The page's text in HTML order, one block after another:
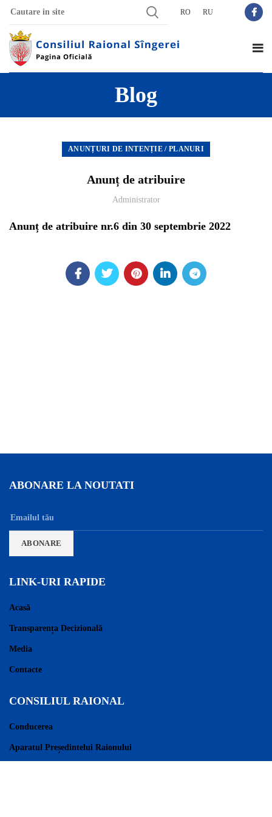
RO RU
Blog
ANUNȚURI DE INTENȚIE / PLANURI
Anunț de atribuire
Administrator
Anunț de atribuire nr.6 din 30 septembrie 2022
ABONARE LA NOUTATI
LINK-URI RAPIDE
Acasă
Transparența Decizională
Media
Contacte
CONSILIUL RAIONAL
Conducerea
Aparatul Președintelui Raionului